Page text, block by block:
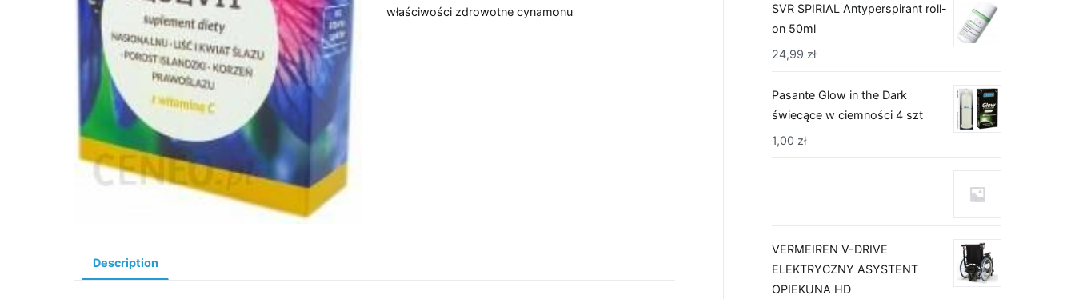
właściwości zdrowotne cynamonu
Description
SVR SPIRIAL Antyperspirant roll-
on 50ml
24,99 zł
Pasante Glow in the Dark
świecące w ciemności 4 szt
1,00 zł
VERMEIREN V-DRIVE
ELEKTRYCZNY ASYSTENT
OPIEKUNA HD